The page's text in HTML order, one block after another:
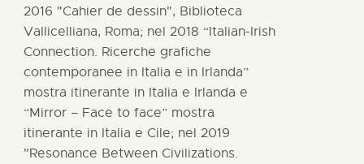
2016 "Cahier de dessin", Biblioteca
Vallicelliana, Roma; nel 2018 “Italian-Irish
Connection. Ricerche grafiche
contemporanee in Italia e in Irlanda”
mostra itinerante in Italia e Irlanda e
“Mirror – Face to face” mostra
itinerante in Italia e Cile; nel 2019
"Resonance Between Civilizations.